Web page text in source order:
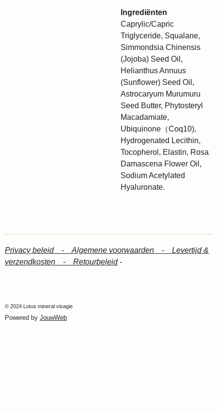
Ingrediënten
Caprylic/Capric
Triglyceride, Squalane,
Simmondsia Chinensis
(Jojoba) Seed Oil,
Helianthus Annuus
(Sunflower) Seed Oil,
Astrocaryum Murumuru
Seed Butter, Phytosteryl
Macadamiate,
Ubiquinone（Coq10),
Hydrogenated Lecithin,
Tocopherol, Elastin, Rosa
Damascena Flower Oil,
Sodium Acetylated
Hyaluronate.
Privacy beleid - Algemene voorwaarden - Levertijd &
verzendkosten - Retourbeleid-
© 2024 Lotus mineral visagie
Powered by JouwWeb